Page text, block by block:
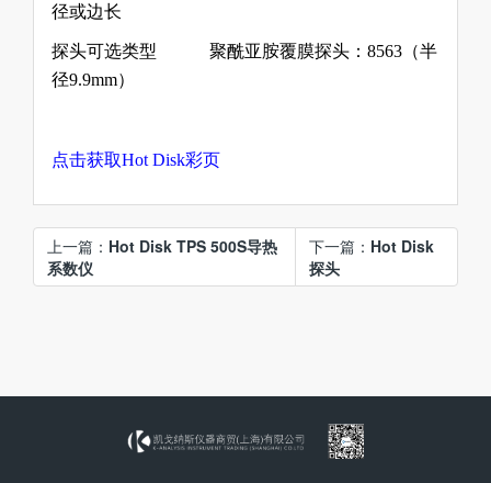
径或边长
探头可选类型 聚酰亚胺覆膜探头： 8563 （半
径9.9mm）
点击获取Hot Disk彩页
上一篇： Hot Disk TPS 500S导热
系数仪
下一篇： Hot Disk
探头